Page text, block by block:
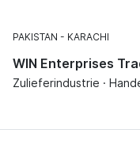
PAKISTAN KARACHI
WIN Enterprises
Zulieferindustrie ·